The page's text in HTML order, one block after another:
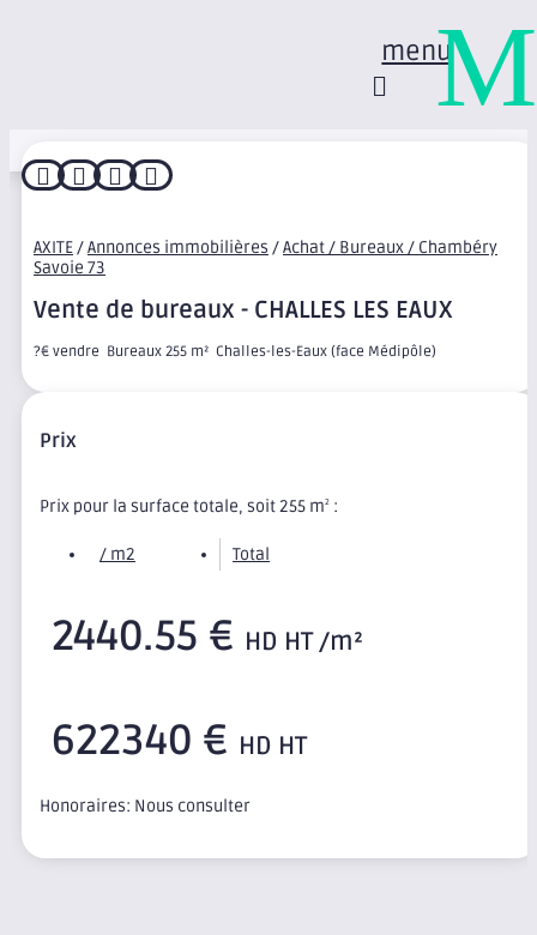
menu
   
AXITE/Annonces immobilières /Achat / Bureaux / Chambéry
Savoie 73
Vente de bureaux - CHALLES LES EAUX
?€ vendre  Bureaux 255 m²  Challes-les-Eaux (face Médipôle)
Prix
Prix pour la surface totale, soit 255 m2 :
/ m2 Total
2440.55 € HD HT /m²
622340 € HD HT
Honoraires: Nous consulter
M